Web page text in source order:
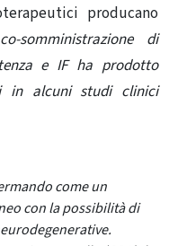
producano
somministrazione di
e IF ha prodotto
in alcuni studi clinici
come un
con la possibilità di